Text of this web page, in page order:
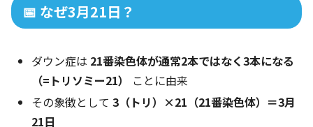
📅 なぜ3月21日？
ダウン症は 21番染色体が通常2本ではなく3本になる
（=トリソミー21）
ことに由来
その象徴として3（トリ）×21（21番染色体）＝3月
21日